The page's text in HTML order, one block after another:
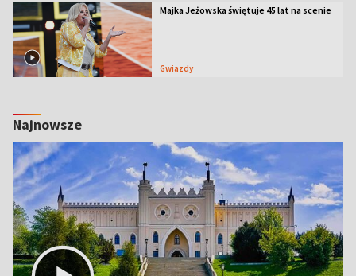
Majka Jeżowska świętuje 45 lat na scenie
Gwiazdy
Najnowsze